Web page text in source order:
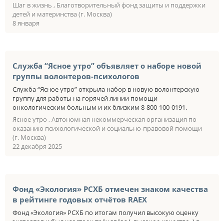
Шаг в жизнь , Благотворительный фонд защиты и поддержки
детей и материнства (г. Москва)
8 января
Служба “Ясное утро” объявляет о наборе новой
группы волонтеров-психологов
Служба “Ясное утро” открыла набор в новую волонтерскую
группу для работы на горячей линии помощи
онкологическим больным и их близким 8-800-100-0191.
Ясное утро , Автономная некоммерческая организация по
оказанию психологической и социально-правовой помощи
(г. Москва)
22 декабря 2025
Фонд «Экология» РСХБ отмечен знаком качества
в рейтинге годовых отчётов RAEX
Фонд «Экология» РСХБ по итогам получил высокую оценку